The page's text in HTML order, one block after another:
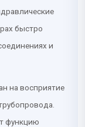
быстро
и
на восприятие
функцию